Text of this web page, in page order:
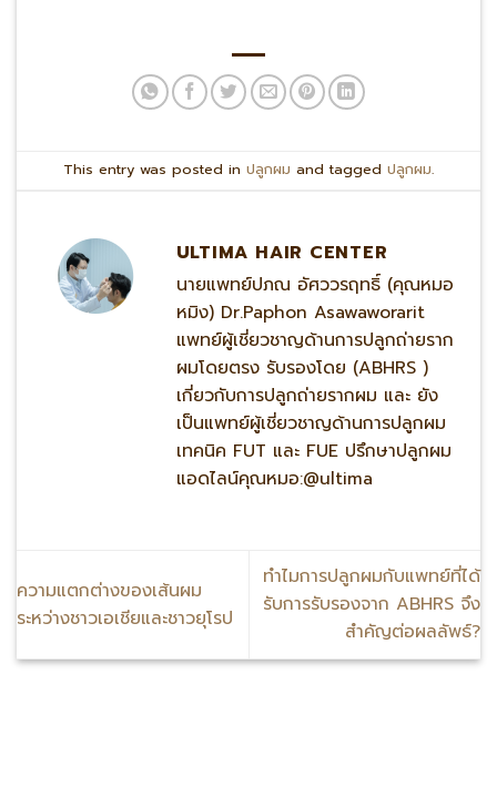
This entry was posted in ปลูกผม and tagged ปลูกผม.
ULTIMA HAIR CENTER
นายแพทย์ปภณ อัศววรฤทธิ์ (คุณหมอ
หมิง) Dr.Paphon Asawaworarit
แพทย์ผู้เชี่ยวชาญด้านการปลูกถ่ายราก
ผมโดยตรง รับรองโดย (ABHRS )
เกี่ยวกับการปลูกถ่ายรากผม และ ยัง
เป็นแพทย์ผู้เชี่ยวชาญด้านการปลูกผม
เทคนิค FUT และ FUE ปรึกษาปลูกผม
แอดไลน์คุณหมอ:@ultima
ความแตกต่างของเส้นผม
ระหว่างชาวเอเชียและชาวยุโรป
ทำไมการปลูกผมกับแพทย์ที่ได้
รับการรับรองจาก ABHRS จึง
สำคัญต่อผลลัพธ์?